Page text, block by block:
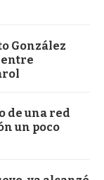
González
de una red
un poco